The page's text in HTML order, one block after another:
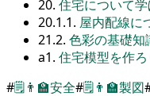
20. 住宅について学
20.1.1. 屋内配線に
21.2. 色彩の基礎知
a1. 住宅模型を作ろ
#🗒️👨‍🏫安全#🗒️👨‍🏫製図